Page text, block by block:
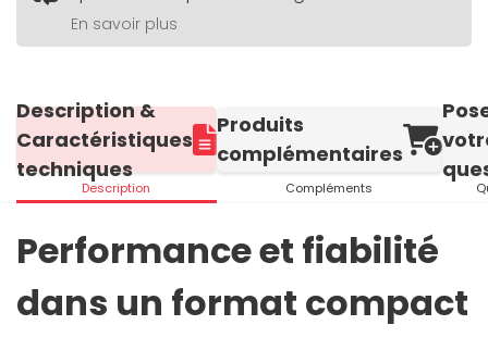
En savoir plus
Description &
Caractéristiques
techniques
Description
Produits
complémentaires
Compléments
Performance et fiabilité
dans un format compact